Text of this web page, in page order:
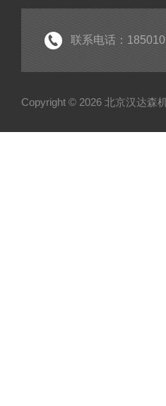
联系电话：
Copyright © 2026 北京汉达森